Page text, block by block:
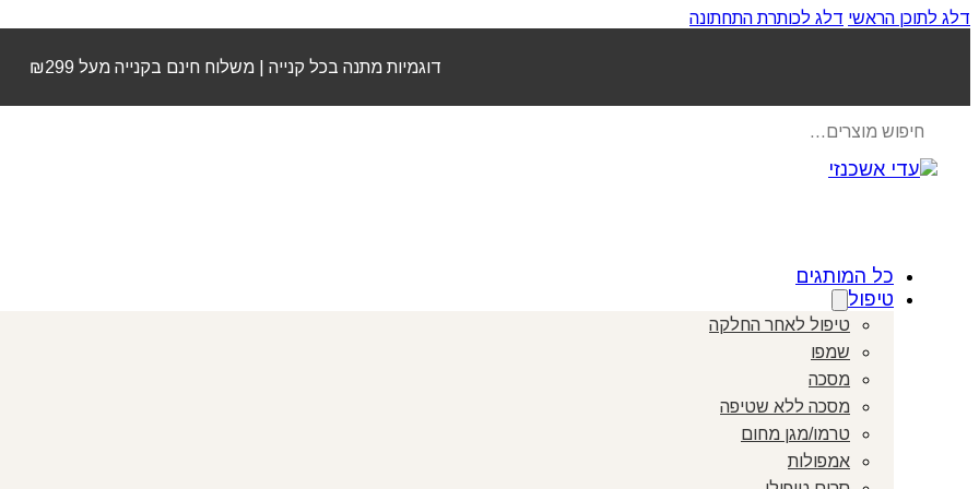
דלג לתוכן הראשי דלג לכותרת התחתונה
דוגמיות מתנה בכל קנייה | משלוח חינם בקנייה מעל ₪299
search
כל המותגים
טיפול
טיפול לאחר החלקה
שמפו
מסכה
מסכה ללא שטיפה
טרמו/מגן מחום
אמפולות